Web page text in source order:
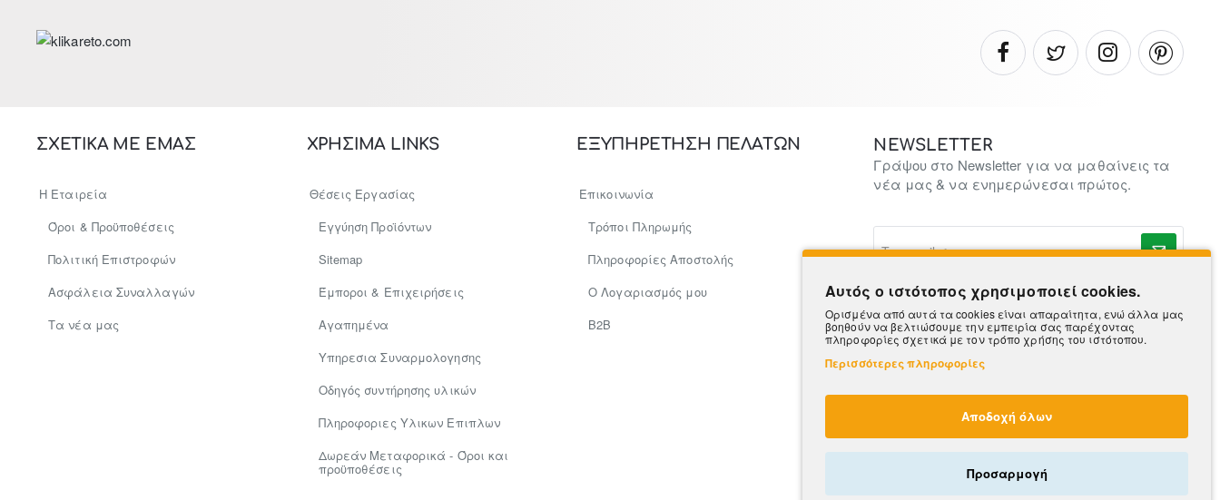
Διαστάσεις καναπέ:214x78x78εκ.
ΣΧΕΤΙΚΑ ΜΕ ΕΜΑΣ
Η Εταιρεία
Όροι & Προϋποθέσεις
Πολιτική Επιστροφών
Ασφάλεια Συναλλαγών
Tα νέα μας
ΧΡΗΣΙΜΑ LINKS
Θέσεις Εργασίας
Εγγύηση Προϊόντων
Sitemap
Έμποροι & Επιχειρήσεις
Αγαπημένα
Υπηρεσια Συναρμολογησης
Οδηγός συντήρησης υλικών
Πληροφοριες Υλικων Επιπλων
Δωρεάν Μεταφορικά - Όροι και
προϋποθέσεις
ΕΞΥΠΗΡΕΤΗΣΗ ΠΕΛΑΤΩΝ
Επικοινωνία
Τρόποι Πληρωμής
Πληροφορίες Αποστολής
Ο Λογαριασμός μου
Β2Β
NEWSLETTER
Γράψου στο Newsletter για να μαθαίνεις τα
νέα μας & να ενημερώνεσαι πρώτος.
e-
σας..
Αυτός ο ιστότοπος χρησιμοποιεί cookies.
Ορισμένα από αυτά τα cookies είναι απαραίτητα, ενώ άλλα μας
βοηθούν να βελτιώσουμε την εμπειρία σας παρέχοντας
πληροφορίες σχετικά με τον τρόπο χρήσης του ιστότοπου.
Περισσότερες πληροφορίες
Αποδοχή όλων
Προσαρμογή